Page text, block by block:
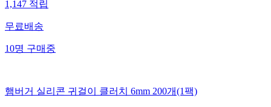
1,147적립
무료배송
10명구매중
햄버거 실리콘 귀걸이 클러치 6mm 200개(1팩)